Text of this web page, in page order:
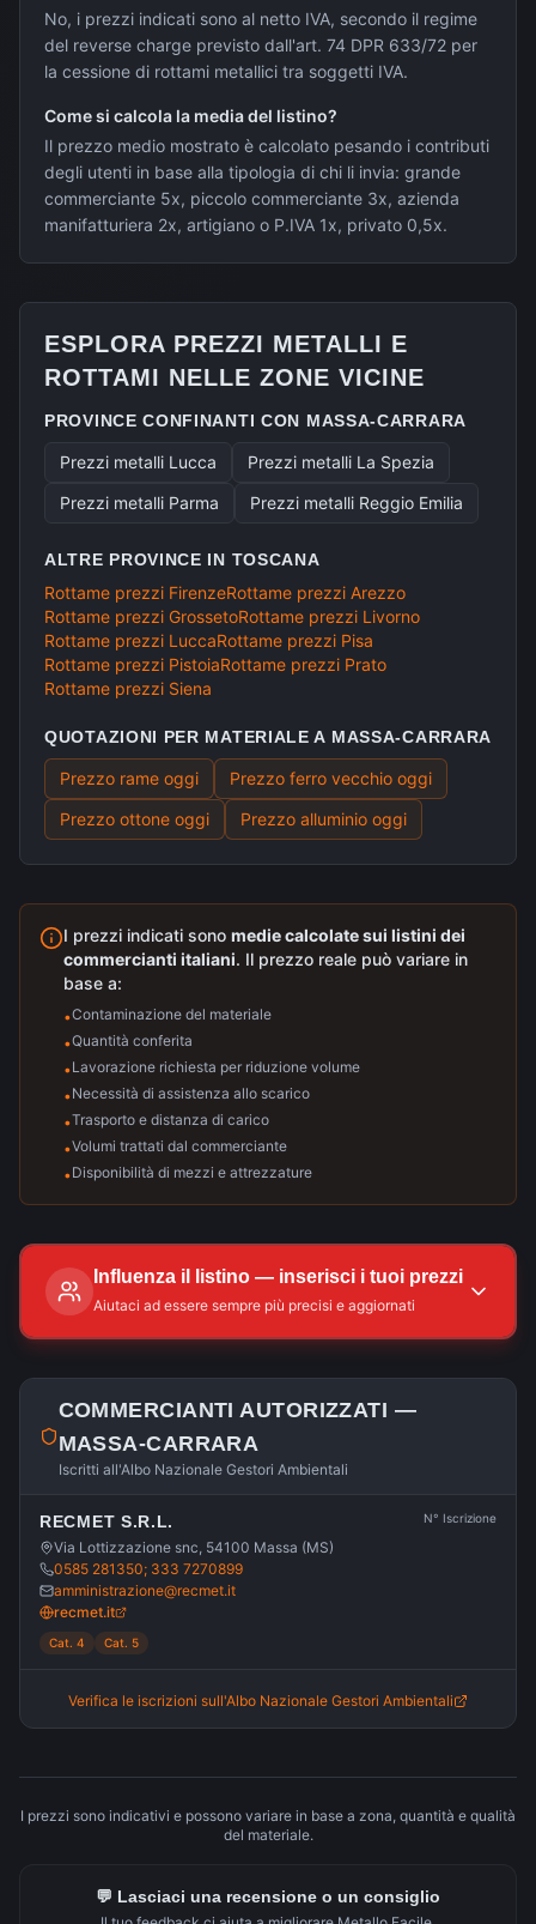
No, i prezzi indicati sono al netto IVA, secondo il regime
del reverse charge previsto dall'art. 74 DPR 633/72 per
la cessione di rottami metallici tra soggetti IVA.
Come si calcola la media del listino?
Il prezzo medio mostrato è calcolato pesando i contributi
degli utenti in base alla tipologia di chi li invia: grande
commerciante 5x, piccolo commerciante 3x, azienda
manifatturiera 2x, artigiano o P.IVA 1x, privato 0,5x.
ESPLORA PREZZI METALLI E
ROTTAMI NELLE ZONE VICINE
PROVINCE CONFINANTI CON MASSA-CARRARA
Prezzi metalli Lucca Prezzi metalli La Spezia
Prezzi metalli Parma Prezzi metalli Reggio Emilia
ALTRE PROVINCE IN TOSCANA
Rottame prezzi FirenzeRottame prezzi Arezzo
Rottame prezzi GrossetoRottame prezzi Livorno
Rottame prezzi LuccaRottame prezzi Pisa
Rottame prezzi PistoiaRottame prezzi Prato
Rottame prezzi Siena
QUOTAZIONI PER MATERIALE A MASSA-CARRARA
Prezzo rame oggi Prezzo ferro vecchio oggi
Prezzo ottone oggi Prezzo alluminio oggi
I prezzi indicati sono medie calcolate sui listini dei
commercianti italiani. Il prezzo reale può variare in
base a:
•Contaminazione del materiale
•Quantità conferita
•Lavorazione richiesta per riduzione volume
•Necessità di assistenza allo scarico
•Trasporto e distanza di carico
•Volumi trattati dal commerciante
•Disponibilità di mezzi e attrezzature
Influenza il listino — inserisci i tuoi prezzi
Aiutaci ad essere sempre più precisi e aggiornati
COMMERCIANTI AUTORIZZATI —
MASSA-CARRARA
Iscritti all'Albo Nazionale Gestori Ambientali
RECMET S.R.L.
Via Lottizzazione snc, 54100 Massa (MS)
0585 281350; 333 7270899
amministrazione@recmet.it
recmet.it
N° Iscrizione
Cat. 4 Cat. 5
Verifica le iscrizioni sull'Albo Nazionale Gestori Ambientali
I prezzi sono indicativi e possono variare in base a zona, quantità e qualità
del materiale.
💬 Lasciaci una recensione o un consiglio